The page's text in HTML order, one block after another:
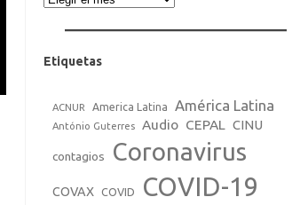
Etiquetas
ACNUR America Latina América Latina
António Guterres Audio CEPAL CINU
contagios Coronavirus
COVAX COVID COVID-19